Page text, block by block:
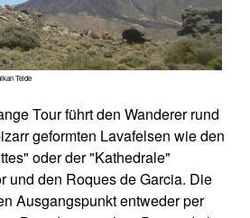
Teide
Tour führt den Wanderer rund
geformten Lavafelsen wie den
oder der "Kathedrale"
und den Roques de Garcia. Die
Ausgangspunkt entweder per